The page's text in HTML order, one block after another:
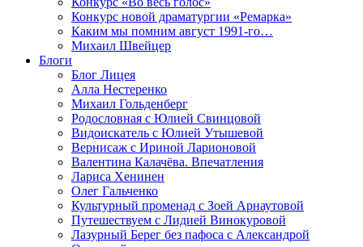
Конкурс новой драматургии «Ремарка»
Каким мы помним август 1991-го…
Михаил Швейцер
Блоги
Блог Лицея
Алла Нестеренко
Михаил Гольденберг
Родословная с Юлией Свинцовой
Видоискатель с Юлией Утышевой
Вернисаж с Ириной Ларионовой
Валентина Калачёва. Впечатления
Лариса Хенинен
Олег Гальченко
Культурный променад с Зоей Арнаутовой
Путешествуем с Лидией Винокуровой
Лазурный Берег без пафоса с Александрой